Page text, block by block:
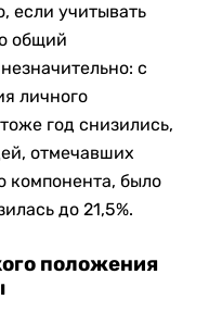
если учитывать
общий
с
личного
год снизились,
отмечавших
компонента, было
до 21,5%.
положения